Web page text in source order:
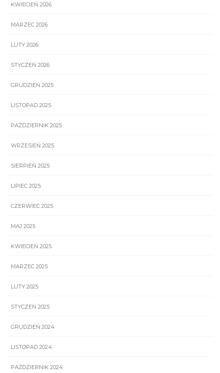
KWIECIEŃ 2026
MARZEC 2026
LUTY 2026
STYCZEŃ 2026
GRUDZIEŃ 2025
LISTOPAD 2025
PAŹDZIERNIK 2025
WRZESIEŃ 2025
SIERPIEŃ 2025
LIPIEC 2025
CZERWIEC 2025
MAJ 2025
KWIECIEŃ 2025
MARZEC 2025
LUTY 2025
STYCZEŃ 2025
GRUDZIEŃ 2024
LISTOPAD 2024
PAŹDZIERNIK 2024